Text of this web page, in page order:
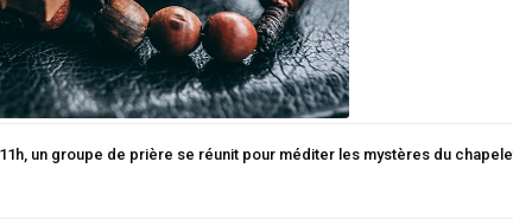
un groupe de prière se réunit pour méditer les mystères du